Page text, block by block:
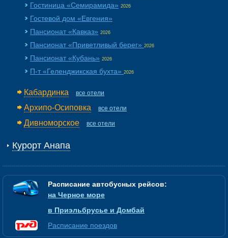
Гостиница «Семирамида» 2026
Гостевой дом «Евгения»
Пансионат «Кавказ» 2026
Пансионат «Приветливый берег» 2026
Пансионат «Кубань» 2026
П-т «Геленджикская бухта» 2026
Кабардинка все отели
Архипо-Осиповка все отели
Дивноморское все отели
Курорт Анапа
Расписание автобусных рейсов:
на Черное море
в Приэльбрусье и Домбай
Расписание поездов